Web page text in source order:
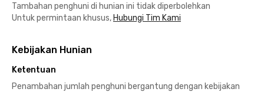
Tambahan penghuni di hunian ini tidak diperbolehkan
Untuk permintaan khusus, Hubungi Tim Kami
Kebijakan Hunian
Ketentuan
Penambahan jumlah penghuni bergantung dengan kebijakan